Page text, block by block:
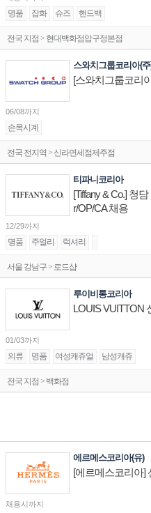
명품 잡화 슈즈 핸드백
전국 지점 > 현대백화점압구정본점
스와치그룹코리아(
[스와치그룹코리
06/08까지
손목시계
전국 전지역 > 신라면세점제주점
티파니코리아
[Tiffany & Co.] 청
r/OP/CA 채용
12/29까지
명품 주얼리 럭셔리
서울 강남구 > 로드샵
루이비통코리아
LOUIS VUITTON
01/03까지
의류 명품 여성캐쥬얼 남성캐쥬
전국 지점 > 백화점
에르메스코리아(유)
[에르메스코리아]
채용시까지